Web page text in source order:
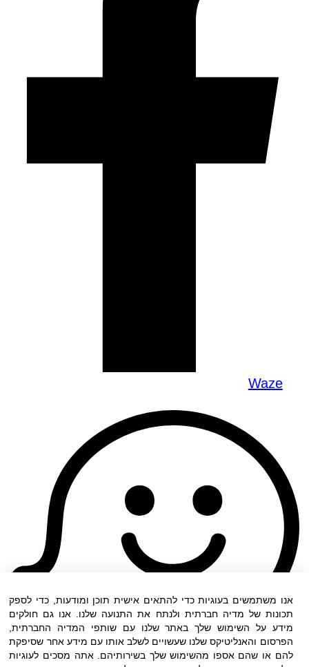
Waze
אנו משתמשים בעוגיות כדי להתאים אישית תוכן ומודעות, כדי לספק
תכונות של מדיה חברתית ולנתח את התנועה שלנו. אנו גם חולקים
מידע על השימוש שלך באתר שלנו עם שותפי המדיה החברתית,
הפרסום והאנליטיקס שלנו שעשויים לשלב אותו עם מידע אחר שסיפקת
להם או שהם אספו מהשימוש שלך בשירותיהם. אתה מסכים לעוגיות